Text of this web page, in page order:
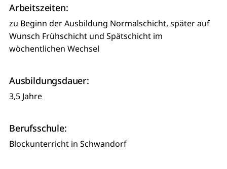
Arbeitszeiten:
zu Beginn der Ausbildung Normalschicht, später auf
Wunsch Frühschicht und Spätschicht im
wöchentlichen Wechsel
Ausbildungsdauer:
3,5 Jahre
Berufsschule:
Blockunterricht in Schwandorf